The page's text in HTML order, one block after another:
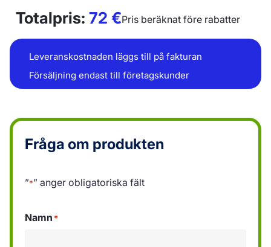
Totalpris: 72 €Pris beräknat före rabatter
Leveranskostnaden läggs till på fakturan
Försäljning endast till företagskunder
Fråga om produkten
”*” anger obligatoriska fält
Namn *